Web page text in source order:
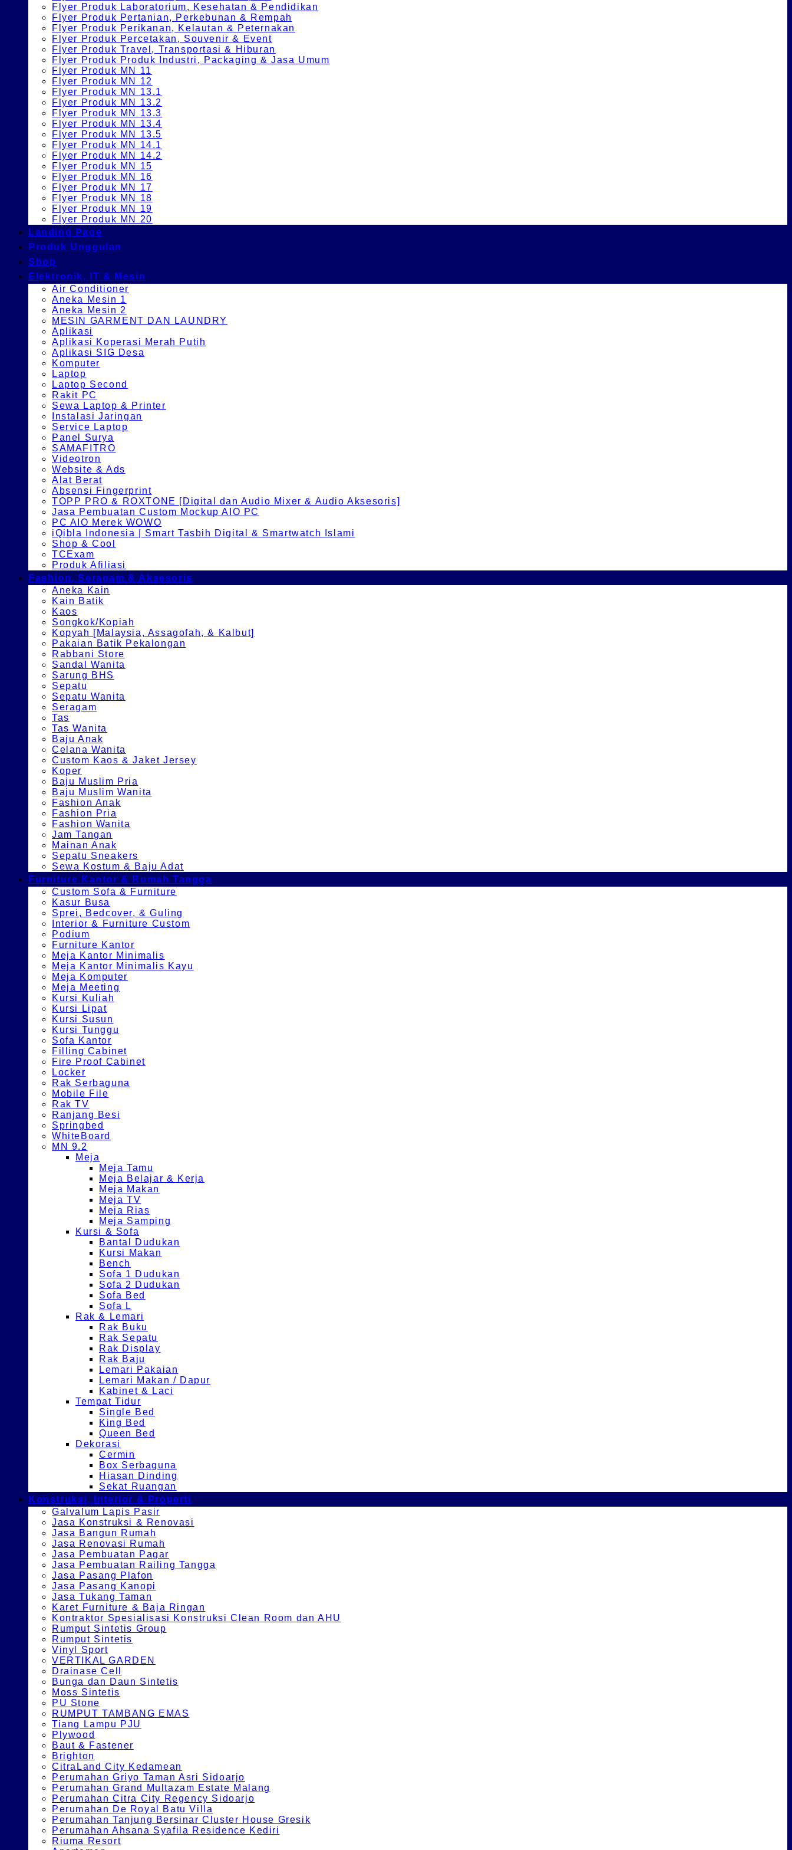
Flyer Produk Laboratorium, Kesehatan & Pendidikan
Flyer Produk Pertanian, Perkebunan & Rempah
Flyer Produk Perikanan, Kelautan & Peternakan
Flyer Produk Percetakan, Souvenir & Event
Flyer Produk Travel, Transportasi & Hiburan
Flyer Produk Produk Industri, Packaging & Jasa Umum
Flyer Produk MN 11
Flyer Produk MN 12
Flyer Produk MN 13.1
Flyer Produk MN 13.2
Flyer Produk MN 13.3
Flyer Produk MN 13.4
Flyer Produk MN 13.5
Flyer Produk MN 14.1
Flyer Produk MN 14.2
Flyer Produk MN 15
Flyer Produk MN 16
Flyer Produk MN 17
Flyer Produk MN 18
Flyer Produk MN 19
Flyer Produk MN 20
Landing Page
Produk Unggulan
Shop
Elektronik, IT & Mesin
Air Conditioner
Aneka Mesin 1
Aneka Mesin 2
MESIN GARMENT DAN LAUNDRY
Aplikasi
Aplikasi Koperasi Merah Putih
Aplikasi SIG Desa
Komputer
Laptop
Laptop Second
Rakit PC
Sewa Laptop & Printer
Instalasi Jaringan
Service Laptop
Panel Surya
SAMAFITRO
Videotron
Website & Ads
Alat Berat
Absensi Fingerprint
TOPP PRO & ROXTONE [Digital dan Audio Mixer & Audio Aksesoris]
Jasa Pembuatan Custom Mockup AIO PC
PC AIO Merek WOWO
iQibla Indonesia | Smart Tasbih Digital & Smartwatch Islami
Shop & Cool
TCExam
Produk Afiliasi
Fashion, Seragam & Aksesoris
Aneka Kain
Kain Batik
Kaos
Songkok/Kopiah
Kopyah [Malaysia, Assagofah, & Kalbut]
Pakaian Batik Pekalongan
Rabbani Store
Sandal Wanita
Sarung BHS
Sepatu
Sepatu Wanita
Seragam
Tas
Tas Wanita
Baju Anak
Celana Wanita
Custom Kaos & Jaket Jersey
Koper
Baju Muslim Pria
Baju Muslim Wanita
Fashion Anak
Fashion Pria
Fashion Wanita
Jam Tangan
Mainan Anak
Sepatu Sneakers
Sewa Kostum & Baju Adat
Furniture Kantor & Rumah Tangga
Custom Sofa & Furniture
Kasur Busa
Sprei, Bedcover, & Guling
Interior & Furniture Custom
Podium
Furniture Kantor
Meja Kantor Minimalis
Meja Kantor Minimalis Kayu
Meja Komputer
Meja Meeting
Kursi Kuliah
Kursi Lipat
Kursi Susun
Kursi Tunggu
Sofa Kantor
Filling Cabinet
Fire Proof Cabinet
Locker
Rak Serbaguna
Mobile File
Rak TV
Ranjang Besi
Springbed
WhiteBoard
MN 9.2
Meja
Meja Tamu
Meja Belajar & Kerja
Meja Makan
Meja TV
Meja Rias
Meja Samping
Kursi & Sofa
Bantal Dudukan
Kursi Makan
Bench
Sofa 1 Dudukan
Sofa 2 Dudukan
Sofa Bed
Sofa L
Rak & Lemari
Rak Buku
Rak Sepatu
Rak Display
Rak Baju
Lemari Pakaian
Lemari Makan / Dapur
Kabinet & Laci
Tempat Tidur
Single Bed
King Bed
Queen Bed
Dekorasi
Cermin
Box Serbaguna
Hiasan Dinding
Sekat Ruangan
Konstruksi, Interior & Properti
Galvalum Lapis Pasir
Jasa Konstruksi & Renovasi
Jasa Bangun Rumah
Jasa Renovasi Rumah
Jasa Pembuatan Pagar
Jasa Pembuatan Railing Tangga
Jasa Pasang Plafon
Jasa Pasang Kanopi
Jasa Tukang Taman
Karet Furniture & Baja Ringan
Kontraktor Spesialisasi Konstruksi Clean Room dan AHU
Rumput Sintetis Group
Rumput Sintetis
Vinyl Sport
VERTIKAL GARDEN
Drainase Cell
Bunga dan Daun Sintetis
Moss Sintetis
PU Stone
RUMPUT TAMBANG EMAS
Tiang Lampu PJU
Plywood
Baut & Fastener
Brighton
CitraLand City Kedamean
Perumahan Griyo Taman Asri Sidoarjo
Perumahan Grand Multazam Estate Malang
Perumahan Citra City Regency Sidoarjo
Perumahan De Royal Batu Villa
Perumahan Tanjung Bersinar Cluster House Gresik
Perumahan Ahsana Syafila Residence Kediri
Riuma Resort